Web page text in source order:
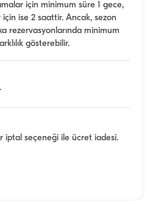
için minimum süre 1 gece,
ise 2 saattir. Ancak, sezon
rezervasyonlarında minimum
gösterebilir.
iptal seçeneği ile ücret iadesi.